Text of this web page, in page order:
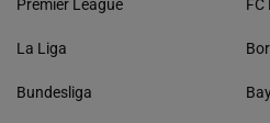
Premier League
La Liga
Bundesliga
FC